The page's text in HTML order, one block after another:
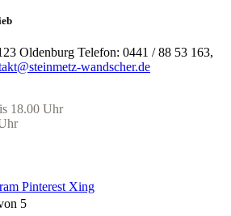
Oldenburg Telefon: 0441 / 88 53 163,
wandscher.de
18.00 Uhr
Pinterest Xing
5